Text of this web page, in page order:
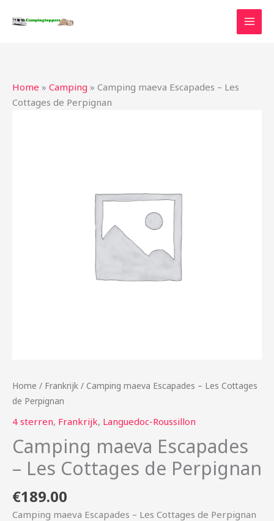
naar
Home » Camping » Camping maeva Escapades – Les
Cottages de Perpignan
Home / Frankrijk / Camping maeva Escapades – Les Cottages
de Perpignan
4 sterren, Frankrijk, Languedoc-Roussillon
Camping maeva Escapades
– Les Cottages de Perpignan
€189.00
Camping maeva Escapades – Les Cottages de Perpignan